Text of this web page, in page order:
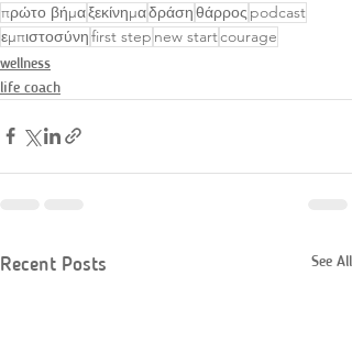
πρώτο βήμαξεκίνημαδράσηθάρρος podcast
εμπιστοσύνηfirst step new startcourage
wellness
life coach
Recent Posts See All